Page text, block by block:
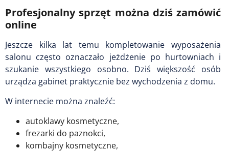
Profesjonalny sprzęt można dziś zamówić
online
Jeszcze kilka lat temu kompletowanie wyposażenia
salonu często oznaczało jeżdżenie po hurtowniach i
szukanie wszystkiego osobno. Dziś większość osób
urządza gabinet praktycznie bez wychodzenia z domu.
W internecie można znaleźć:
autoklawy kosmetyczne,
frezarki do paznokci,
kombajny kosmetyczne,